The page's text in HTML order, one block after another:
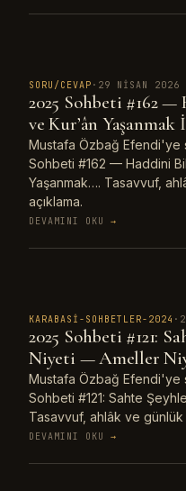
SORU/CEVAP · 29 NISAN 2026
2025 Sohbeti #162
ve Kur’ân
Mustafa Özbağ Efendi'ye
Sohbeti #162 — Haddini
Yaşanmak…. Tasavvuf,
açıklama.
DEVAMINI OKU →
KARABASI-SOHBETLER-2024 ·
2025 Sohbeti #121:
Niyeti — Ameller
Mustafa Özbağ Efendi'ye
Sohbeti #121: Sahte
Tasavvuf, ahlâk ve günlük
DEVAMINI OKU →